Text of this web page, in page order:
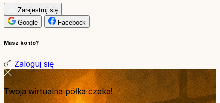
Zarejestruj się
Google
Facebook
Masz konto?
Zaloguj się
Twoja wirtualna półka czeka!